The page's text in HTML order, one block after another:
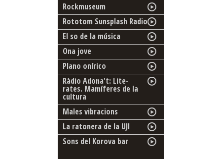
Rockmuseum
Rototom Sunsplash Radio
El so de la música
Ona jove
Plano onírico
Ràdio Adona't: Lite-
rates. Mamíferes de la
cultura
Males vibracions
La ratonera de la UJI
Sons del Korova bar